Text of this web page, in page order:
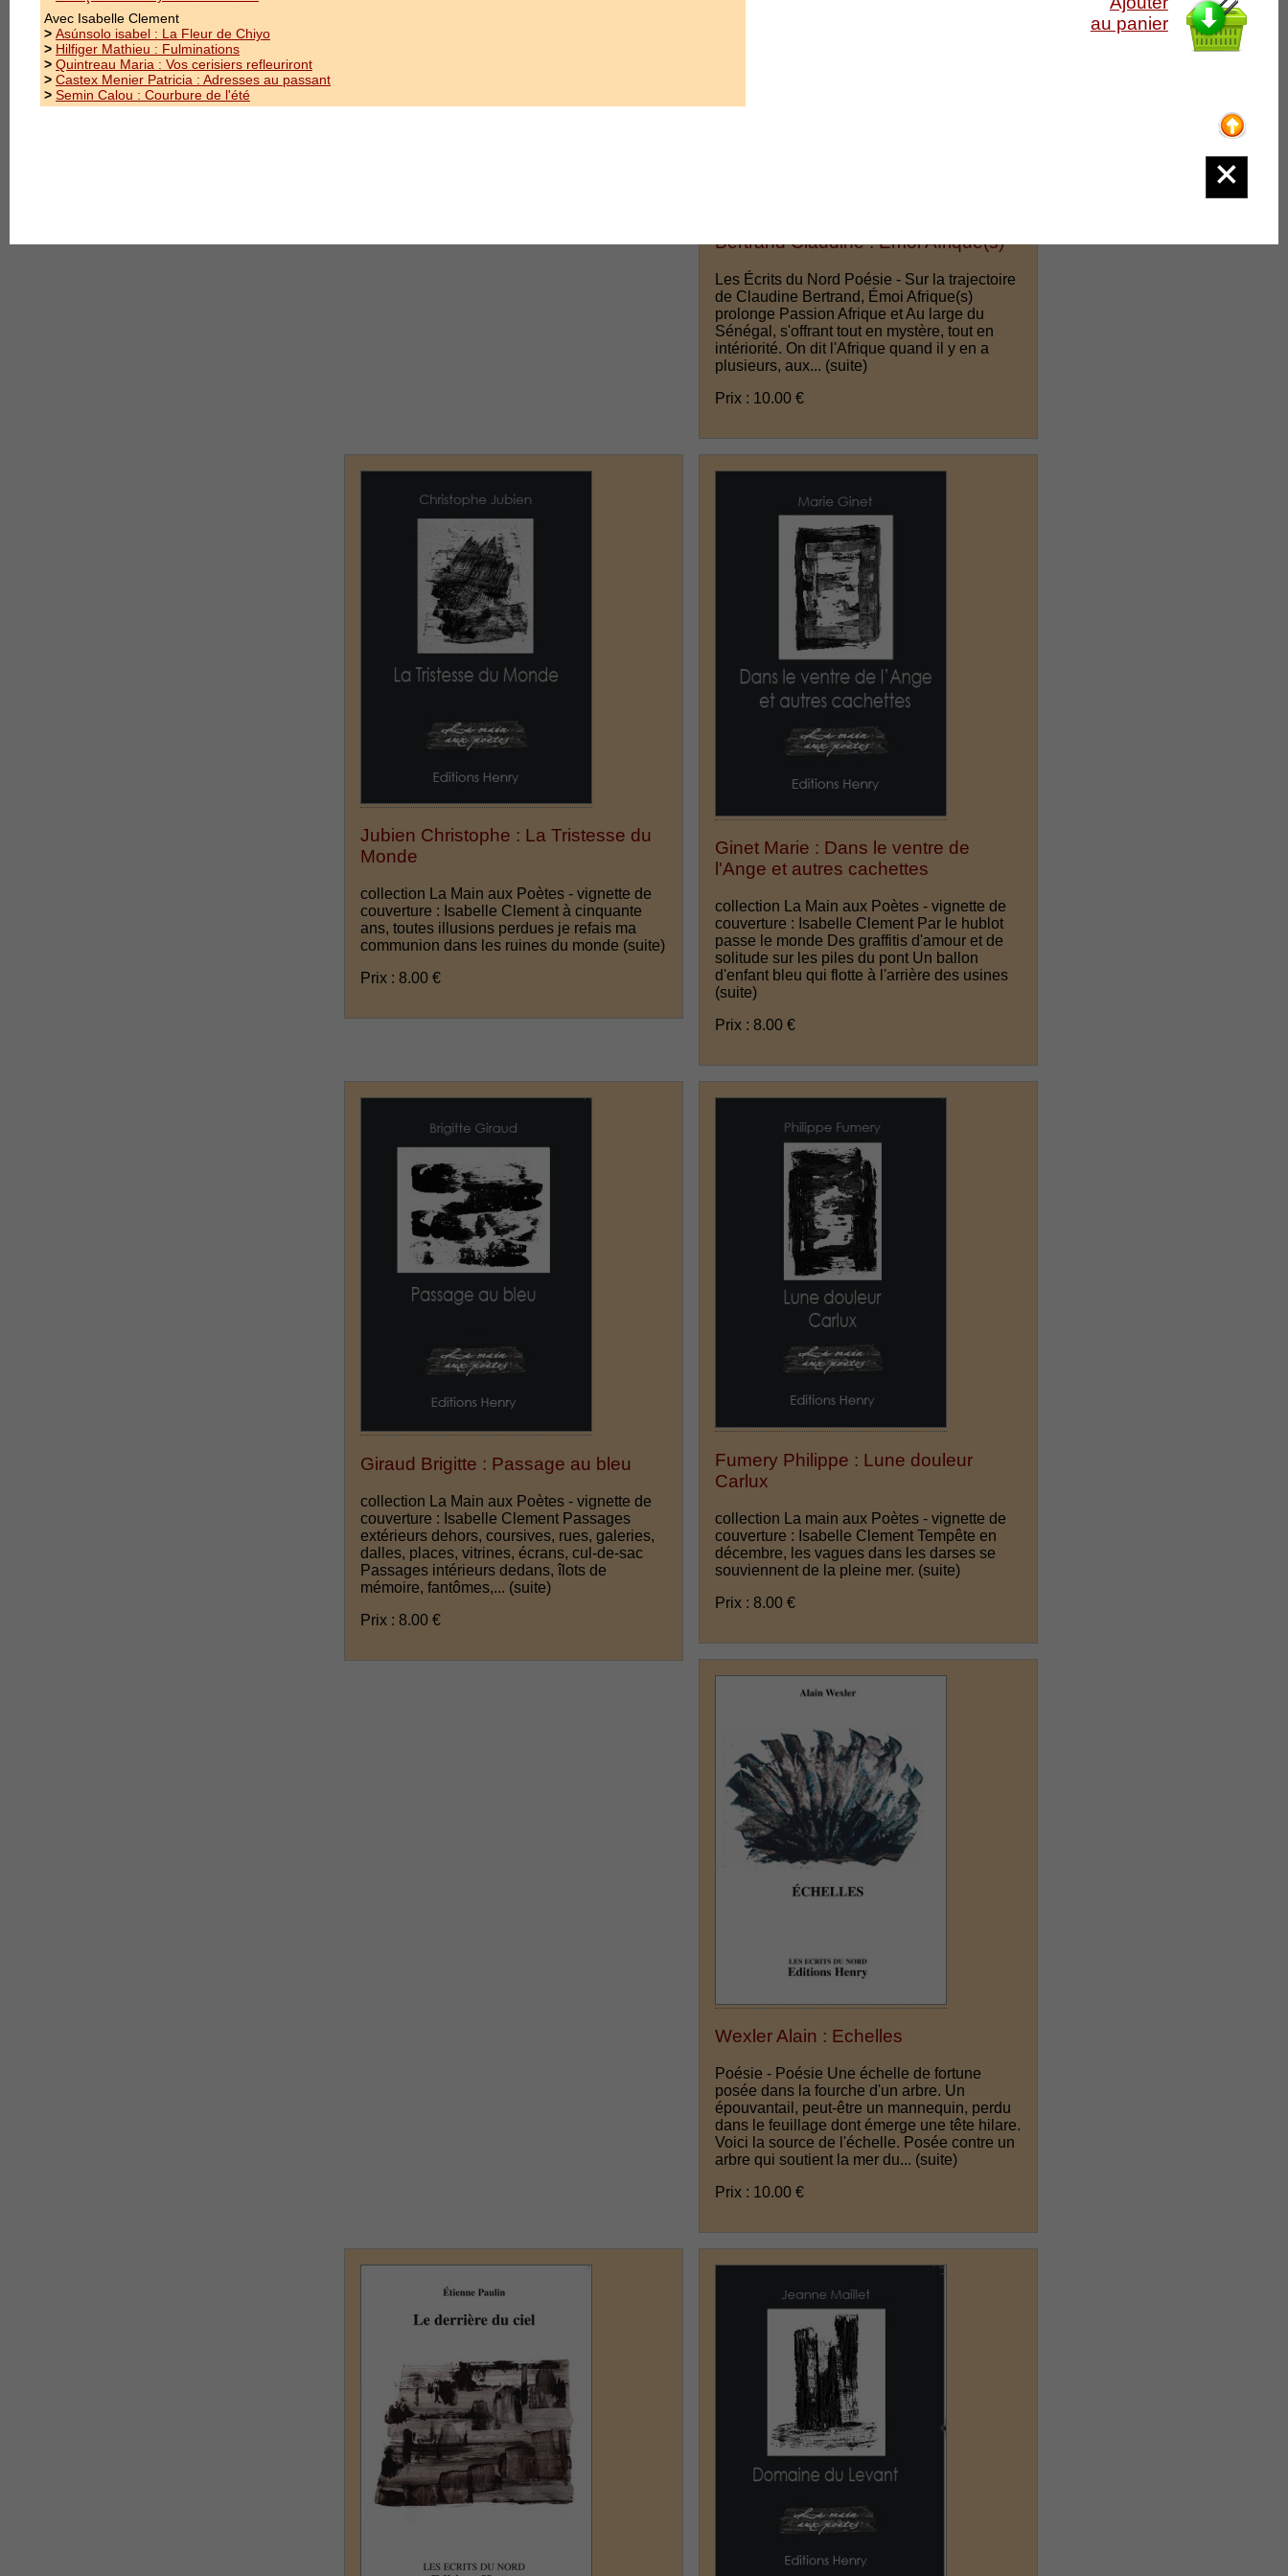
3.Mentions Légales
Bertrand Claudine : Émoi Afrique(s)
Les Écrits du Nord Poésie - Sur la trajectoire
de Claudine Bertrand, Émoi Afrique(s)
prolonge Passion Afrique et Au large du
Sénégal, s'offrant tout en mystère, tout en
intériorité. On dit l'Afrique quand il y en a
plusieurs, aux... (suite)
Prix : 10.00 €
Jubien Christophe : La Tristesse du
Monde
collection La Main aux Poètes - vignette de
couverture : Isabelle Clement à cinquante
ans, toutes illusions perdues je refais ma
communion dans les ruines du monde (suite)
Prix : 8.00 €
Ginet Marie : Dans le ventre de
l'Ange et autres cachettes
collection La Main aux Poètes - vignette de
couverture : Isabelle Clement Par le hublot
passe le monde Des graffitis d'amour et de
solitude sur les piles du pont Un ballon
d'enfant bleu qui flotte à l'arrière des usines
(suite)
Prix : 8.00 €
Giraud Brigitte : Passage au bleu
collection La Main aux Poètes - vignette de
couverture : Isabelle Clement Passages
extérieurs dehors, coursives, rues, galeries,
dalles, places, vitrines, écrans, cul-de-sac
Passages intérieurs dedans, îlots de
mémoire, fantômes,... (suite)
Prix : 8.00 €
Fumery Philippe : Lune douleur
Carlux
collection La main aux Poètes - vignette de
couverture : Isabelle Clement Tempête en
décembre, les vagues dans les darses se
souviennent de la pleine mer. (suite)
Prix : 8.00 €
Wexler Alain : Echelles
Poésie - Poésie Une échelle de fortune
posée dans la fourche d'un arbre. Un
épouvantail, peut-être un mannequin, perdu
dans le feuillage dont émerge une tête hilare.
Voici la source de l'échelle. Posée contre un
arbre qui soutient la mer du... (suite)
Prix : 10.00 €
Avec Isabelle Clement
> Asúnsolo isabel : La Fleur de Chiyo
> Hilfiger Mathieu : Fulminations
> Quintreau Maria : Vos cerisiers refleuriront
> Castex Menier Patricia : Adresses au passant
> Semin Calou : Courbure de l'été
au panier